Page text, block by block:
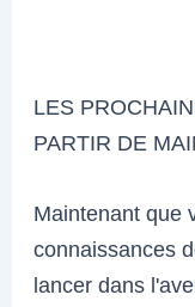
LES
PARTIR DE
Maintenant que
connaissances
lancer dans